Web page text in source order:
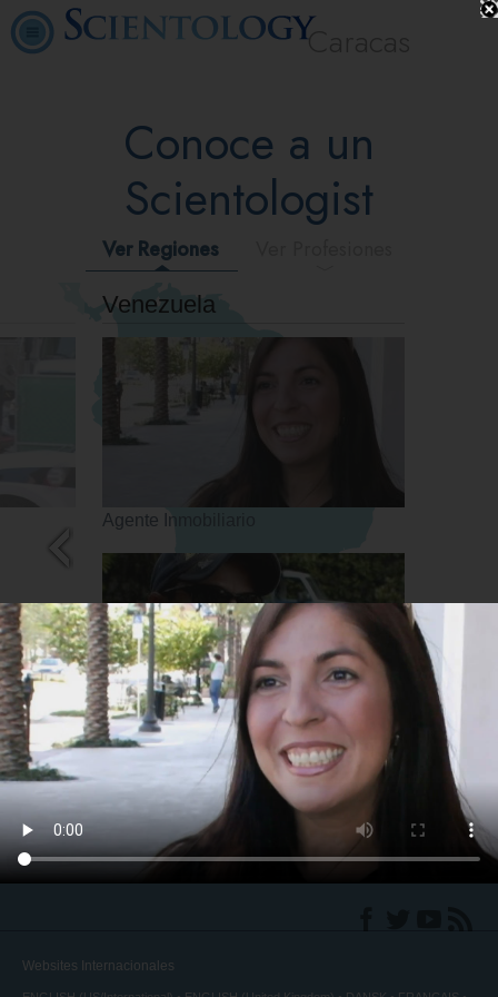
Caracas
Conoce a un
Scientologist
Ver Regiones
Venezuela
Agente Inmobiliario
Piloto Aviador de Expediciones
◀back
Websites Internacionales